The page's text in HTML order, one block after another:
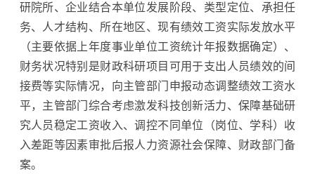
研院所、企业结合本单位发展阶段、类型定位、承担任
务、人才结构、所在地区、现有绩效工资实际发放水平
（主要依据上年度事业单位工资统计年报数据确定）、
财务状况特别是财政科研项目可用于支出人员绩效的间
接费等实际情况，向主管部门申报动态调整绩效工资水
平，主管部门综合考虑激发科技创新活力、保障基础研
究人员稳定工资收入、调控不同单位（岗位、学科）收
入差距等因素审批后报人力资源社会保障、财政部门备
案。